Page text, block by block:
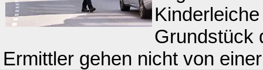
Grundstück
Ermittler gehen nicht von